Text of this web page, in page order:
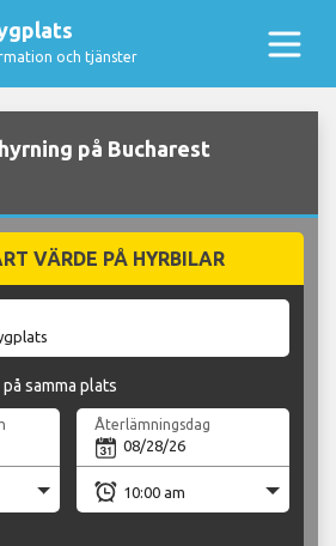
och tjänster
på Bucharest
VÄRDE PÅ HYRBILAR
samma plats
Återlämningsdag